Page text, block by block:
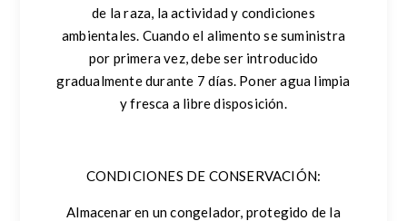
de la raza, la actividad y condiciones
ambientales. Cuando el alimento se suministra
por primera vez, debe ser introducido
gradualmente durante 7 días. Poner agua limpia
y fresca a libre disposición.
CONDICIONES DE CONSERVACIÓN:
Almacenar en un congelador, protegido de la